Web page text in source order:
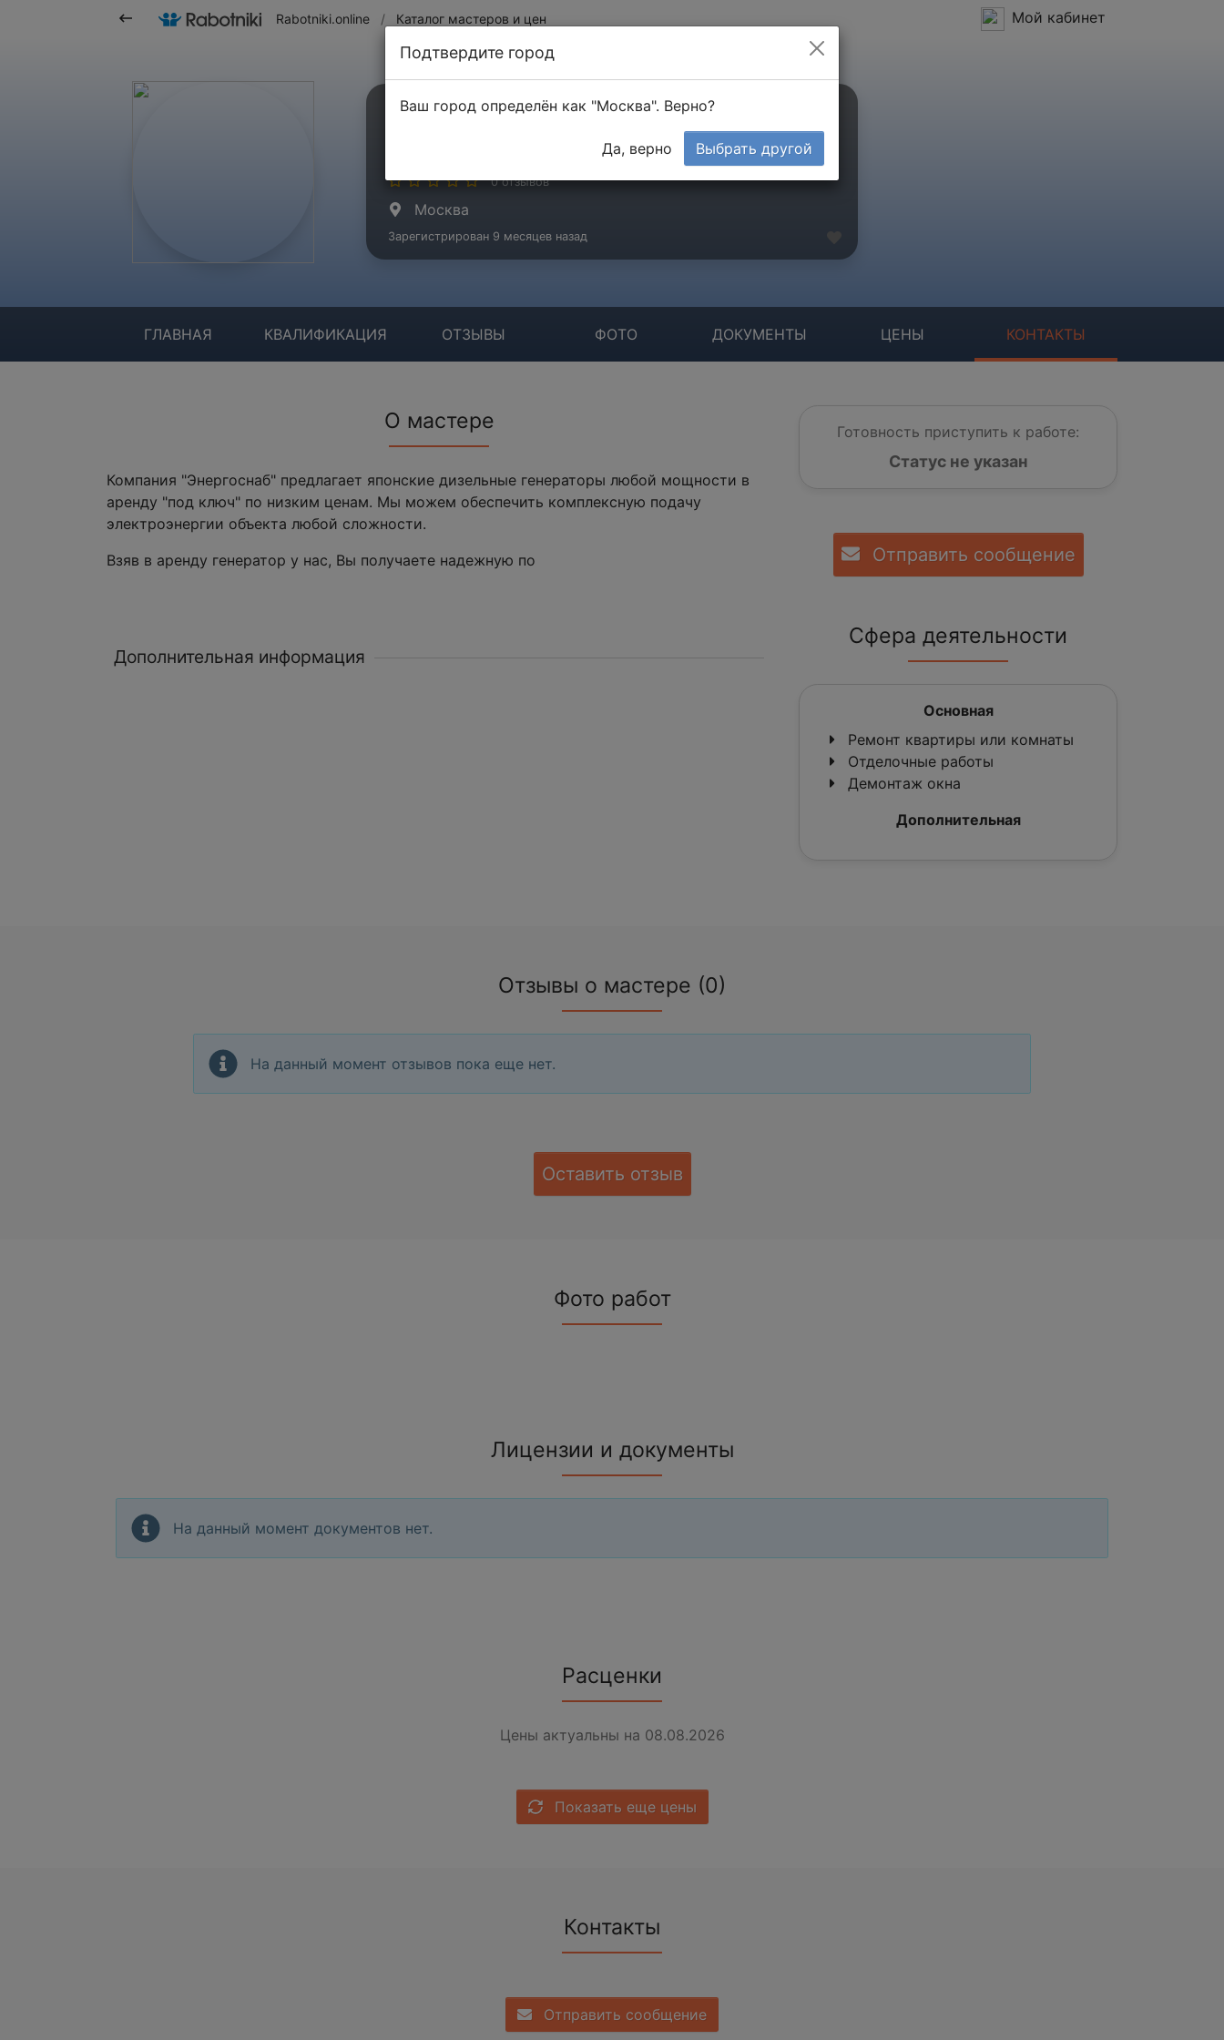
Rabotniki.online / Каталог мастеров и цен Мой кабинет
Энергоснаб
0 отзывов
Москва
Зарегистрирован 9 месяцев назад
ГЛАВНАЯ КВАЛИФИКАЦИЯ ОТЗЫВЫ ФОТО ДОКУМЕНТЫ ЦЕНЫ КОНТАКТЫ
О мастере
Компания "Энергоснаб" предлагает японские дизельные генераторы любой мощности в
аренду "под ключ" по низким ценам. Мы можем обеспечить комплексную подачу
электроэнергии объекта любой сложности.
Взяв в аренду генератор у нас, Вы получаете надежную по
Дополнительная информация
Готовность приступить к работе:
Статус не указан
Отправить сообщение
Сфера деятельности
Основная
Ремонт квартиры или комнаты
Отделочные работы
Демонтаж окна
Дополнительная
Отзывы о мастере (0)
На данный момент отзывов пока еще нет.
Оставить отзыв
Фото работ
Лицензии и документы
На данный момент документов нет.
Расценки
Цены актуальны на 08.08.2026
Показать еще цены
Контакты
Отправить сообщение
Подтвердите город
Ваш город определён как "Москва". Верно?
Да, верно Выбрать другой